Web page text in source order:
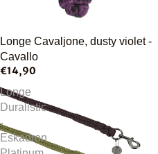
Longe Cavaljone, dusty violet -
Cavallo
€14,90
Longe
Duralistic
-
Eskadron